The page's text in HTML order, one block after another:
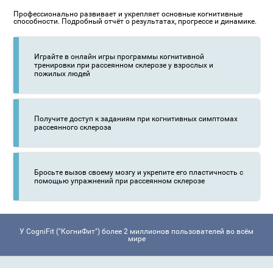
Профессионально развивает и укрепляет основные когнитивные
способности. Подробный отчёт о результатах, прогрессе и динамике.
Играйте в онлайн игры программы когнитивной
тренировки при рассеянном склерозе у взрослых и
пожилых людей
Получите доступ к заданиям при когнитивных симптомах
рассеянного склероза
Бросьте вызов своему мозгу и укрепите его пластичность с
помощью упражнений при рассеянном склерозе
У CogniFit ("КогниФит") более 2 миллионов пользователей во всём
мире